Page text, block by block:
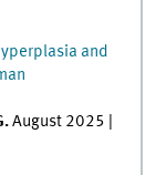
and
August 2025 |